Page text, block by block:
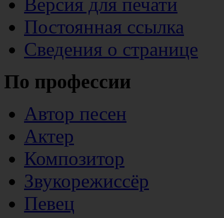
Постоянная ссылка
Сведения о странице
По профессии
Автор песен
Актер
Композитор
Звукорежиссёр
Певец